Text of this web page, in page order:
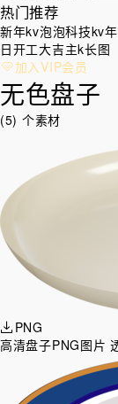
热门推荐
新年kv泡泡科技kv
日开工大吉主k长图
加入VIP会员
无色盘子
(5) 个素材
PNG
高清盘子PNG图片